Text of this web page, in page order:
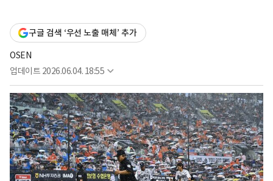
구글 검색 ‘우선 노출 매체’ 추가
OSEN
업데이트 2026.06.04. 18:55